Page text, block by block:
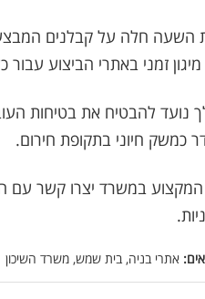
מיגון זמני באתרי הביצוע עבור
נועד להבטיח את בטיחות
כמשק חיוני בתקופת חירום.
המקצוע במשרד יצרו קשר עם
אתרי בניה, בית שמש, משרד השיכון